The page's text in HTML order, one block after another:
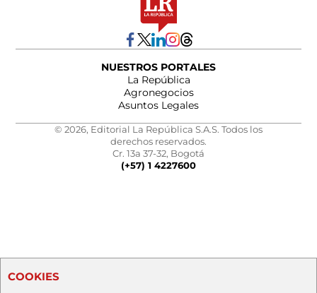
NUESTROS PORTALES
La República
Agronegocios
Asuntos Legales
© 2026, Editorial La República S.A.S. Todos los
derechos reservados.
Cr. 13a 37-32, Bogotá
(+57) 1 4227600
COOKIES